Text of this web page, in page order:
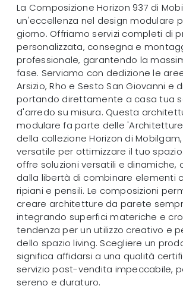
La Composizione Horizon 937 di
un'eccellenza nel design modulare
giorno. Offriamo servizi completi di
personalizzata, consegna e
professionale, garantendo la
fase. Serviamo con dedizione le
Arsizio, Rho e Sesto San Giovanni e
portando direttamente a casa tua
d'arredo su misura. Questa
modulare fa parte delle
della collezione Horizon di
versatile per ottimizzare il tuo
offre soluzioni versatili e dinamiche,
dalla libertà di combinare elementi
ripiani e pensili. Le composizioni
creare architetture da parete
integrando superfici materiche e
tendenza per un utilizzo creativo e
dello spazio living. Scegliere un
significa affidarsi a una qualità
servizio post-vendita impeccabile,
sereno e duraturo.